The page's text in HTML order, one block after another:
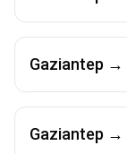
Gaziantep →
Gaziantep →